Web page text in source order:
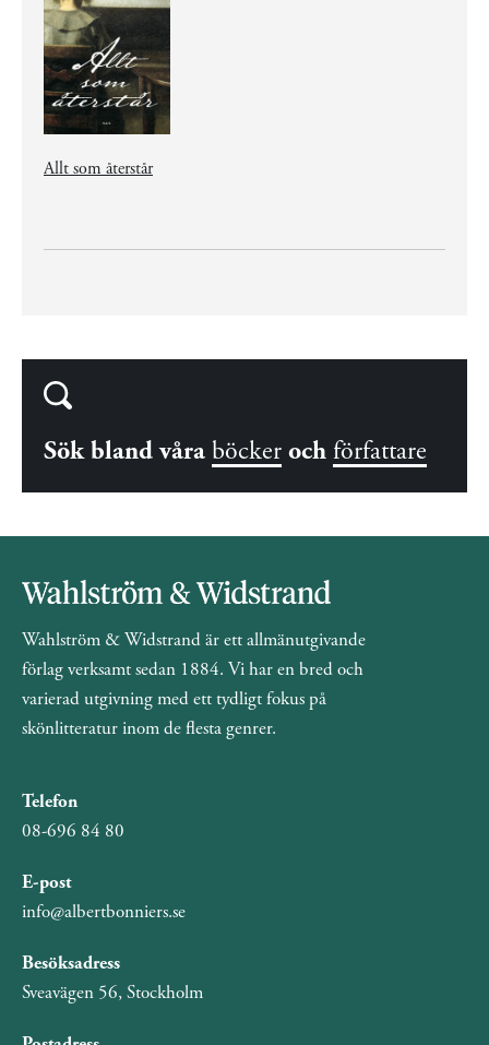
Allt som återstår
Sök bland våra böcker och författare
Wahlström & Widstrand är ett allmänutgivande
förlag verksamt sedan 1884. Vi har en bred och
varierad utgivning med ett tydligt fokus på
skönlitteratur inom de flesta genrer.
Telefon
08-696 84 80
E-post
info@albertbonniers.se
Besöksadress
Sveavägen 56, Stockholm